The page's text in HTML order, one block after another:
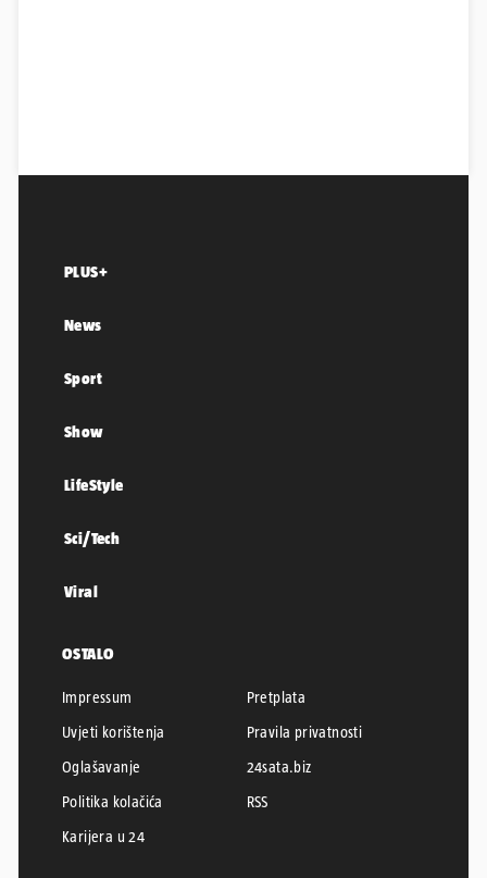
PLUS+
News
Sport
Show
LifeStyle
Sci/Tech
Viral
OSTALO
Impressum
Pretplata
Uvjeti korištenja
Pravila privatnosti
Oglašavanje
24sata.biz
Politika kolačića
RSS
Karijera u 24